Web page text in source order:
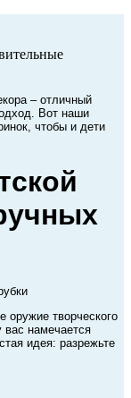
– отличный
Вот наши
чтобы и дети
оружие творческого
вас намечается
идея: разрежьте